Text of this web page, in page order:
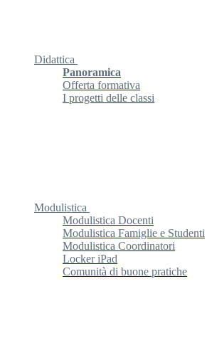
Didattica
Panoramica
Offerta formativa
I progetti delle classi
Modulistica
Modulistica Docenti
Modulistica Famiglie e Studenti
Modulistica Coordinatori
Locker iPad
Comunità di buone pratiche